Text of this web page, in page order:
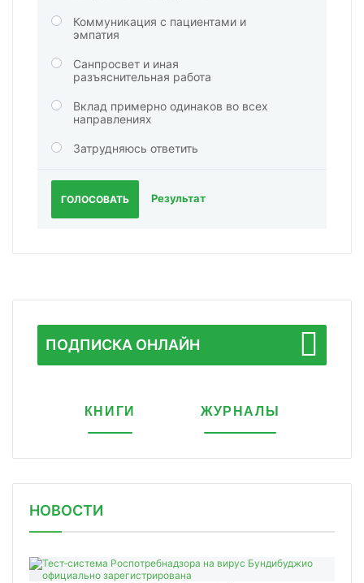
Коммуникация с пациентами и
эмпатия
Санпросвет и иная
разъяснительная работа
Вклад примерно одинаков во всех
направлениях
Затрудняюсь ответить
ГОЛОСОВАТЬ Результат
ПОДПИСКА ОНЛАЙН
КНИГИ ЖУРНАЛЫ
НОВОСТИ